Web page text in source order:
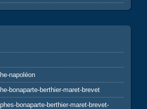
napoléon
bonaparte-berthier-maret-brevet
bonaparte-berthier-maret-brevet-